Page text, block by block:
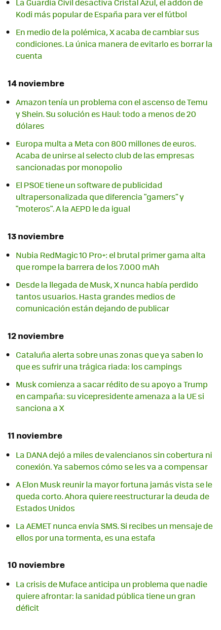
Kodi más popular de España para ver el fútbol
En medio de la polémica, X acaba de cambiar sus
condiciones. La única manera de evitarlo es borrar la
cuenta
14 noviembre
Amazon tenía un problema con el ascenso de Temu
y Shein. Su solución es Haul: todo a menos de 20
dólares
Europa multa a Meta con 800 millones de euros.
Acaba de unirse al selecto club de las empresas
sancionadas por monopolio
El PSOE tiene un software de publicidad
ultrapersonalizada que diferencia "gamers" y
"moteros". A la AEPD le da igual
13 noviembre
Nubia RedMagic 10 Pro+: el brutal primer gama alta
que rompe la barrera de los 7.000 mAh
Desde la llegada de Musk, X nunca había perdido
tantos usuarios. Hasta grandes medios de
comunicación están dejando de publicar
12 noviembre
Cataluña alerta sobre unas zonas que ya saben lo
que es sufrir una trágica riada: los campings
Musk comienza a sacar rédito de su apoyo a Trump
en campaña: su vicepresidente amenaza a la UE si
sanciona a X
11 noviembre
La DANA dejó a miles de valencianos sin cobertura ni
conexión. Ya sabemos cómo se les va a compensar
A Elon Musk reunir la mayor fortuna jamás vista se le
queda corto. Ahora quiere reestructurar la deuda de
Estados Unidos
La AEMET nunca envía SMS. Si recibes un mensaje de
ellos por una tormenta, es una estafa
10 noviembre
La crisis de Muface anticipa un problema que nadie
quiere afrontar: la sanidad pública tiene un gran
déficit